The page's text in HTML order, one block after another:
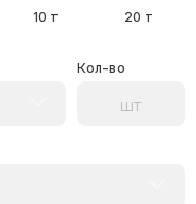
10 т 20 т
Кол-во